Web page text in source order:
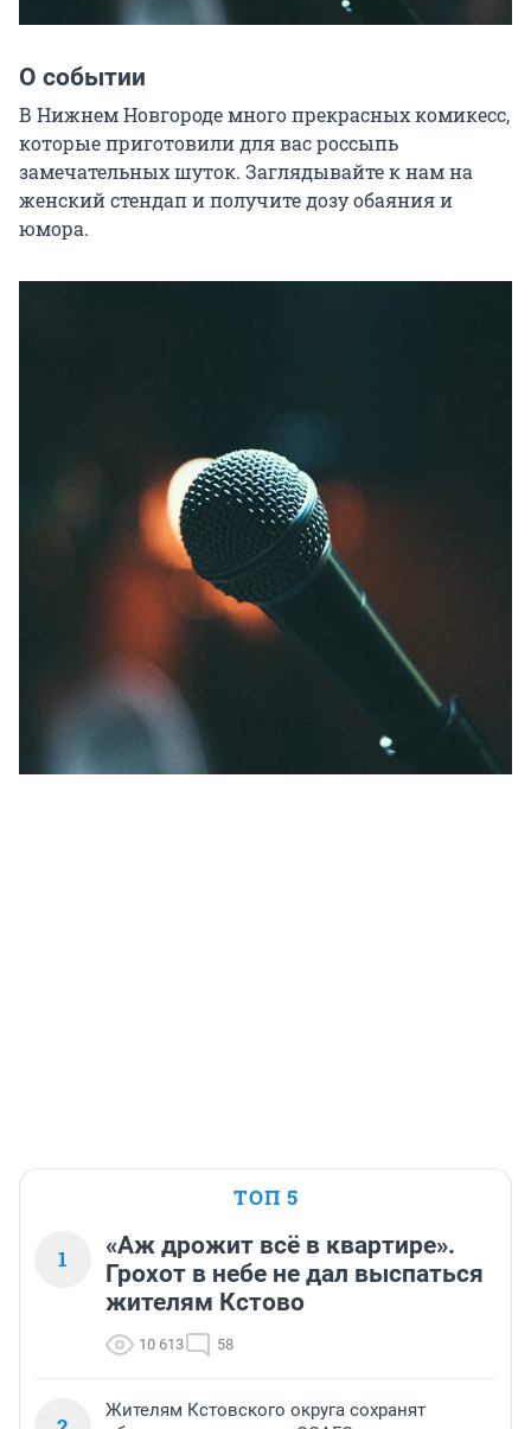
О событии
В Нижнем Новгороде много прекрасных комикесс,
которые приготовили для вас россыпь
замечательных шуток. Заглядывайте к нам на
женский стендап и получите дозу обаяния и
юмора.
ТОП 5
1
«Аж дрожит всё в квартире».
Грохот в небе не дал выспаться
жителям Кстово
10 613 58
Жителям Кстовского округа сохранят